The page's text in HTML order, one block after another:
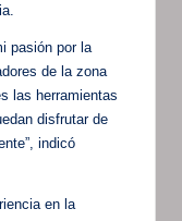
pasión por la
de la zona
las herramientas
disfrutar de
indicó
en la